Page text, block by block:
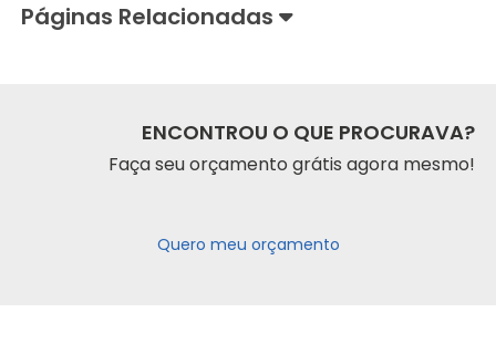
Páginas Relacionadas
ENCONTROU O QUE PROCURAVA?
Faça seu orçamento grátis agora mesmo!
Quero meu orçamento